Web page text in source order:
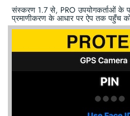
संस्करण 1.7 से, PRO उपयोगकर्ताओं के
प्रमाणीकरण के आधार पर ऐप तक पहुँच